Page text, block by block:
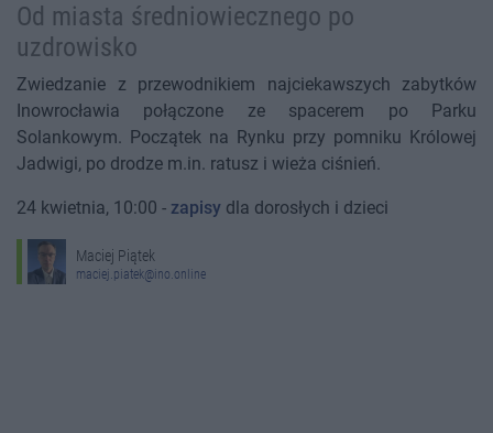
Od miasta średniowiecznego po
uzdrowisko
Zwiedzanie z przewodnikiem najciekawszych zabytków
Inowrocławia połączone ze spacerem po Parku
Solankowym. Początek na Rynku przy pomniku Królowej
Jadwigi, po drodze m.in. ratusz i wieża ciśnień.
24 kwietnia, 10:00 - zapisy dla dorosłych i dzieci
Maciej Piątek
maciej.piatek@ino.online